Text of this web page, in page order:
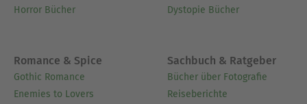
Horror Bücher
Dystopie Bücher
Romance & Spice
Gothic Romance
Enemies to Lovers
Sachbuch & Ratgeber
Bücher über Fotografie
Reiseberichte